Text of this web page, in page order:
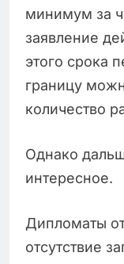
минимум за
заявление
этого срока
границу
количество
Однако
интересное.
Дипломаты
отсутствие